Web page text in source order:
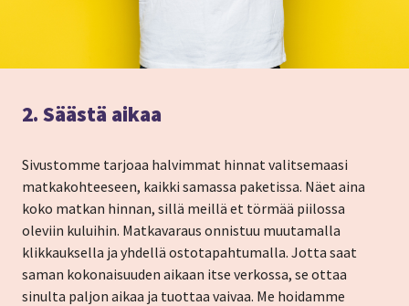
2. Säästä aikaa
Sivustomme tarjoaa halvimmat hinnat valitsemaasi
matkakohteeseen, kaikki samassa paketissa. Näet aina
koko matkan hinnan, sillä meillä et törmää piilossa
oleviin kuluihin. Matkavaraus onnistuu muutamalla
klikkauksella ja yhdellä ostotapahtumalla. Jotta saat
saman kokonaisuuden aikaan itse verkossa, se ottaa
sinulta paljon aikaa ja tuottaa vaivaa. Me hoidamme